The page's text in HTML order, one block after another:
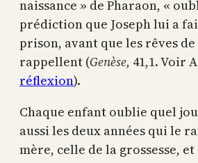
naissance » de Pharaon, «
prédiction que Joseph lui a
prison, avant que les rêves
rappellent (Genèse, 41,1. Voir
réflexion).
Chaque enfant oublie quel
aussi les deux années qui le
mère, celle de la grossesse,